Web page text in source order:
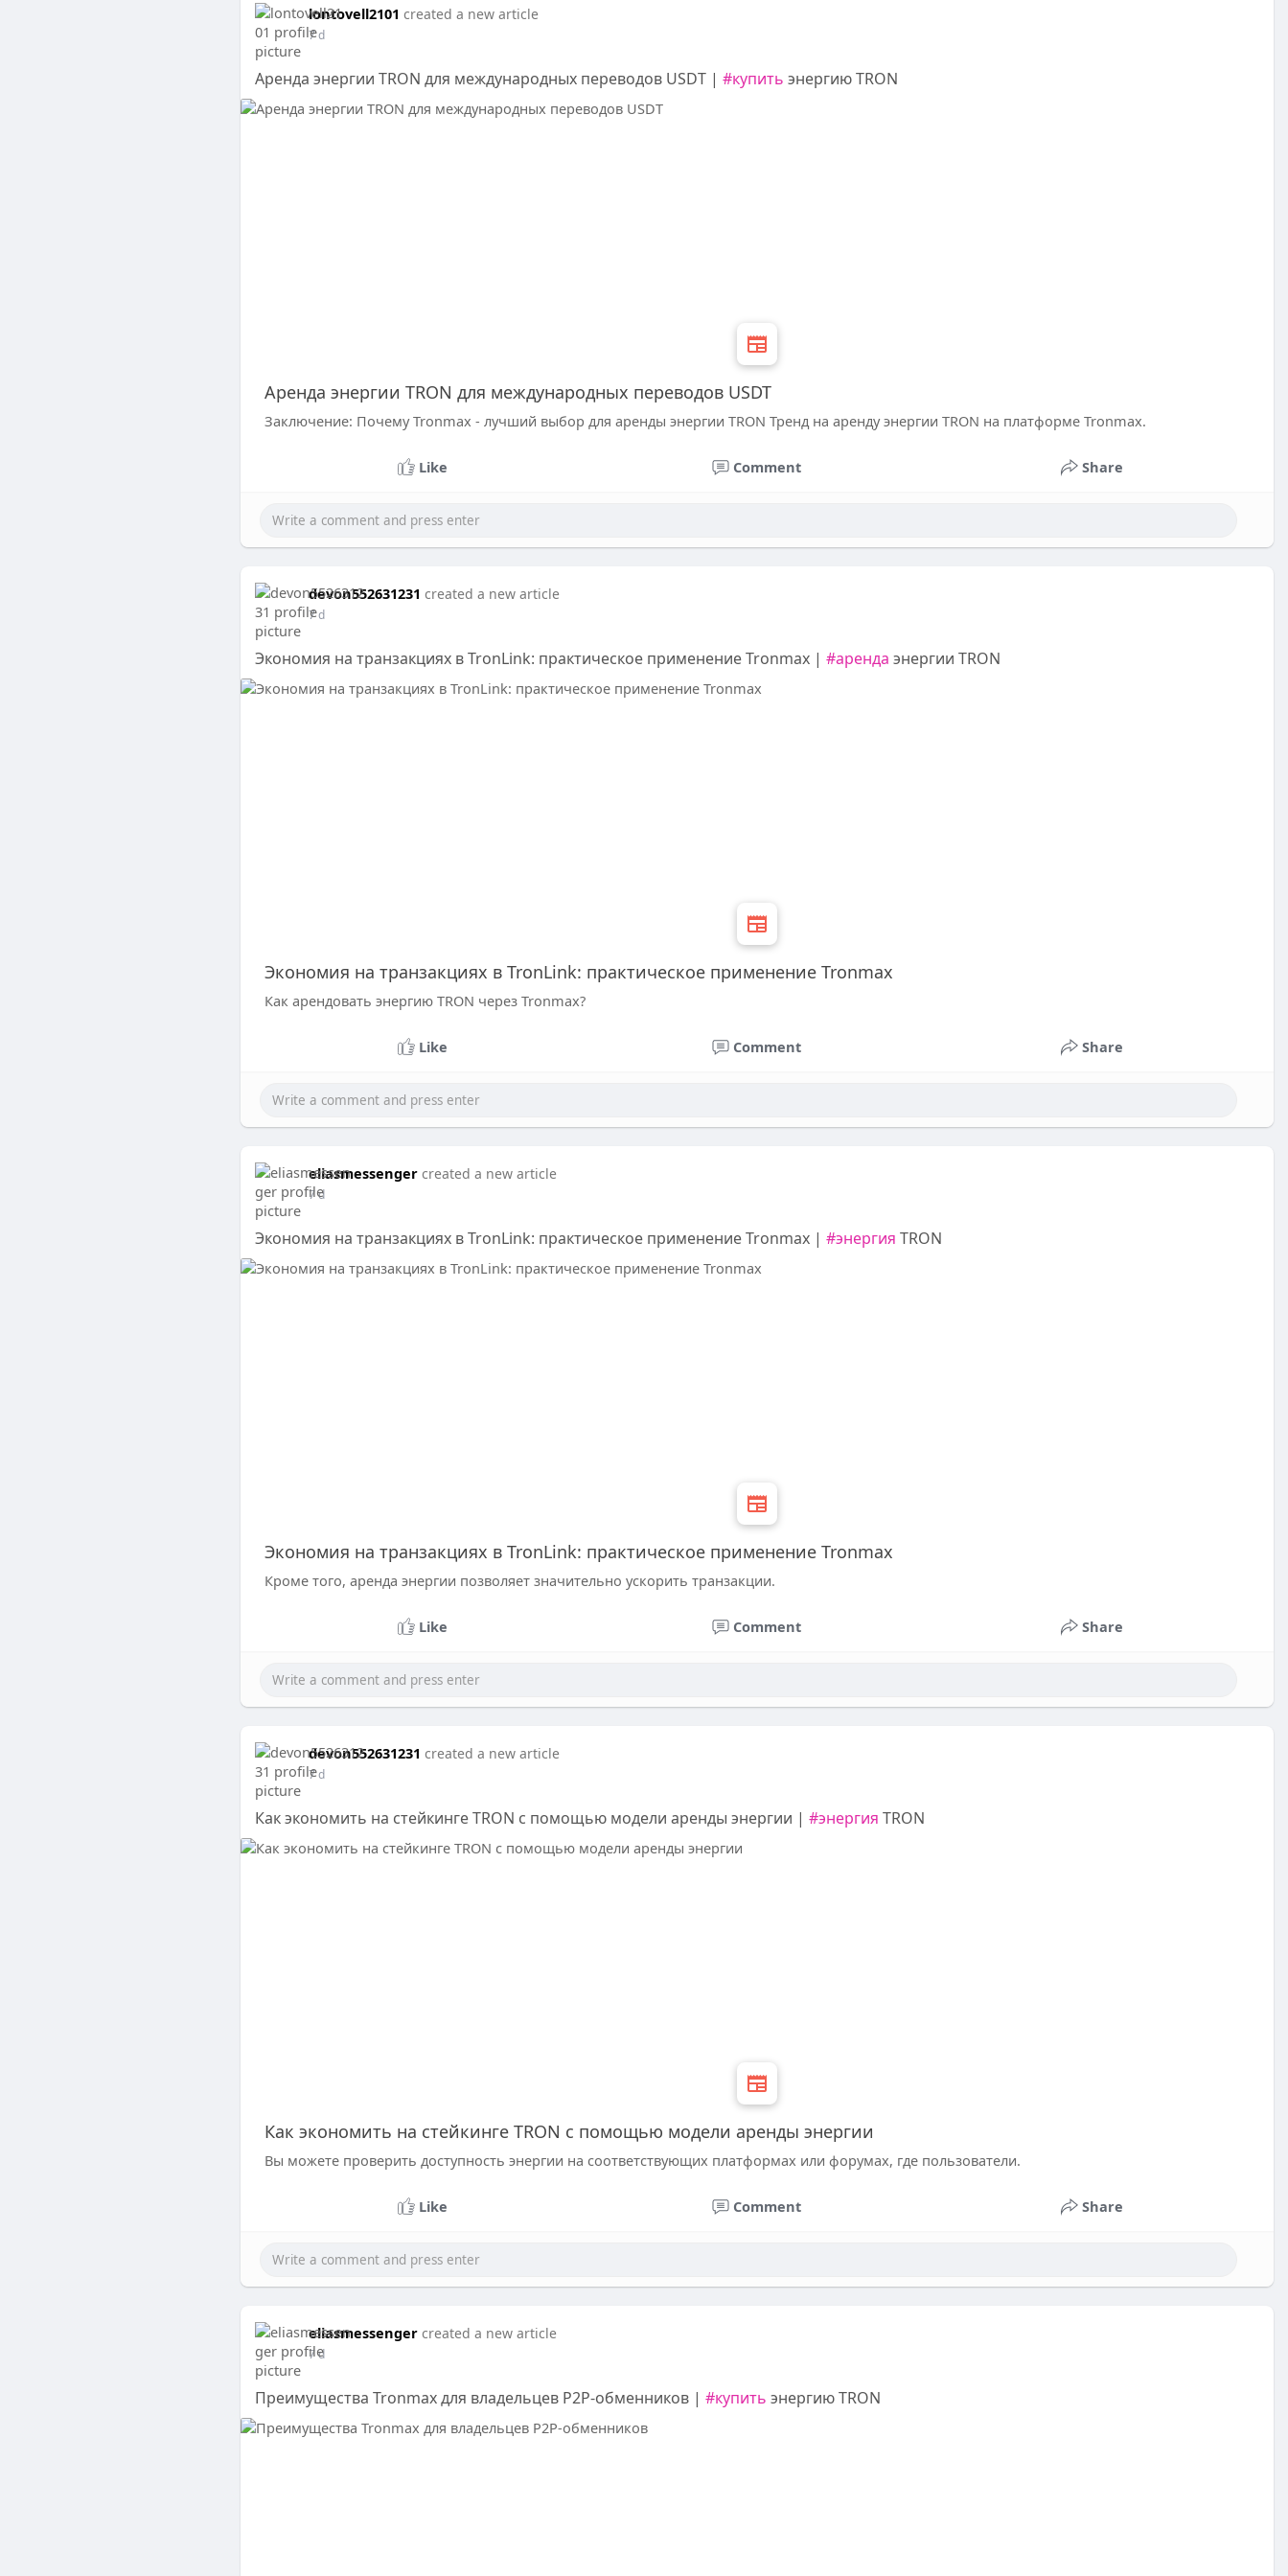
lontovell2101 created a new article
7 d
Аренда энергии TRON для международных переводов USDT | #купить энергию TRON
Аренда энергии TRON для международных переводов USDT
Заключение: Почему Tronmax - лучший выбор для аренды энергии TRON Тренд на аренду энергии TRON на платформе Tronmax.
Like Comment Share
devon552631231 created a new article
7 d
Экономия на транзакциях в TronLink: практическое применение Tronmax | #аренда энергии TRON
Экономия на транзакциях в TronLink: практическое применение Tronmax
Как арендовать энергию TRON через Tronmax?
Like Comment Share
eliasmessenger created a new article
7 d
Экономия на транзакциях в TronLink: практическое применение Tronmax | #энергия TRON
Экономия на транзакциях в TronLink: практическое применение Tronmax
Кроме того, аренда энергии позволяет значительно ускорить транзакции.
Like Comment Share
devon552631231 created a new article
7 d
Как экономить на стейкинге TRON с помощью модели аренды энергии | #энергия TRON
Как экономить на стейкинге TRON с помощью модели аренды энергии
Вы можете проверить доступность энергии на соответствующих платформах или форумах, где пользователи.
Like Comment Share
eliasmessenger created a new article
7 d
Преимущества Tronmax для владельцев P2P-обменников | #купить энергию TRON